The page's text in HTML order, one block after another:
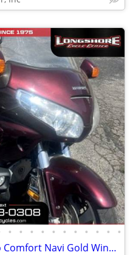
• • • • • • • • • • •
2007 Honda Gold Wing Audio Comfort Navi Gold Wing Audio Comfort Navi